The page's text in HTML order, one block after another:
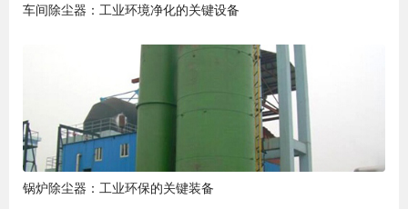
车间除尘器：工业环境净化的关键设备
锅炉除尘器：工业环保的关键装备